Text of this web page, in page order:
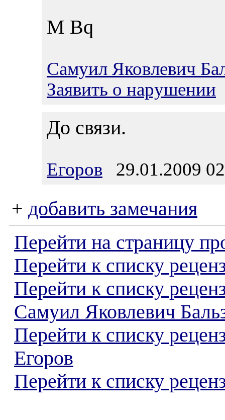
М Bq
Самуил Яковлевич
Заявить о нарушении
До связи.
Егоров 29.01.2009
+ добавить замечания
Перейти на страницу
Перейти к списку
Перейти к списку
Самуил Яковлевич
Перейти к списку
Егоров
Перейти к списку